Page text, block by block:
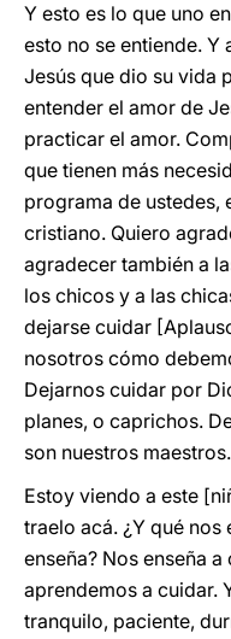
Y esto es lo que uno
esto no se entiende. Y
Jesús que dio su vida
entender el amor de
practicar el amor.
que tienen más
programa de ustedes,
cristiano. Quiero
agradecer también a
los chicos y a las
dejarse cuidar
nosotros cómo
Dejarnos cuidar por
planes, o caprichos.
son nuestros
Estoy viendo a este
traelo acá. ¿Y qué nos
enseña? Nos enseña
aprendemos a cuidar.
tranquilo, paciente,